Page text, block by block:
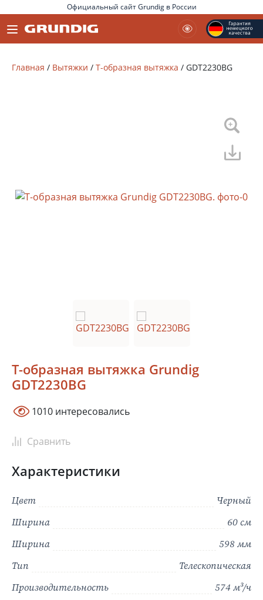
Официальный сайт Grundig в России
Главная / Вытяжки / Т-образная вытяжка / GDT2230BG
Т-образная вытяжка Grundig
GDT2230BG
1010 интересовались
Сравнить
Характеристики
Цвет
Черный
Ширина
60 см
Ширина
598 мм
Тип
Телескопическая
Производительность
574 м³/ч
Екатеринбург
Красноярск
В зависимости от выбранного местоположения мы сможем